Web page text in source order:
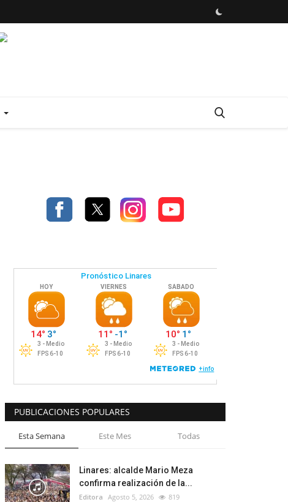
PUBLICACIONES POPULARES
Esta Semana Este Mes Todas
Linares: alcalde Mario Meza
confirma realización de la...
Editora Agosto 5, 2026 819